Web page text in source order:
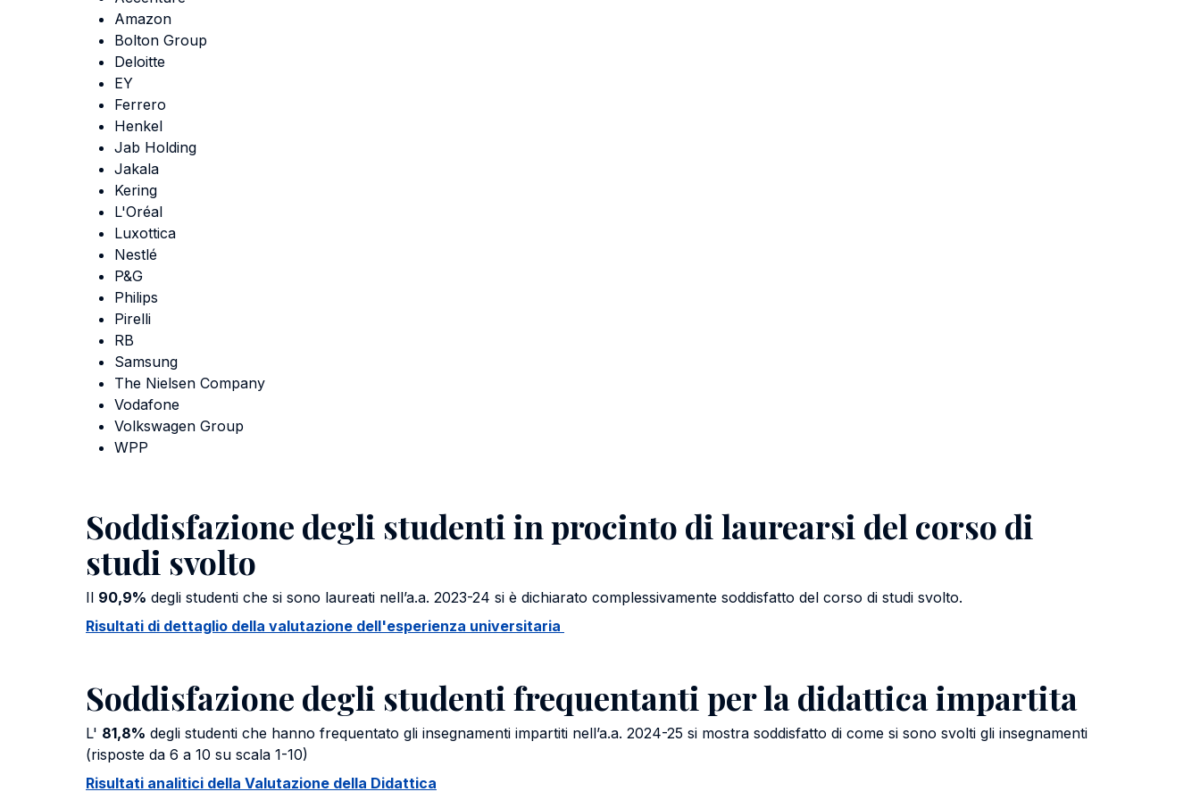
Amazon
Bolton Group
Deloitte
EY
Ferrero
Henkel
Jab Holding
Jakala
Kering
L'Oréal
Luxottica
Nestlé
P&G
Philips
Pirelli
RB
Samsung
The Nielsen Company
Vodafone
Volkswagen Group
WPP
Soddisfazione degli studenti in procinto di laurearsi del corso di
studi svolto
Il 90,9% degli studenti che si sono laureati nell’a.a. 2023-24 si è dichiarato complessivamente soddisfatto del corso di studi svolto.
Risultati di dettaglio della valutazione dell'esperienza universitaria
Soddisfazione degli studenti frequentanti per la didattica impartita
L' 81,8% degli studenti che hanno frequentato gli insegnamenti impartiti nell’a.a. 2024-25 si mostra soddisfatto di come si sono svolti gli insegnamenti
(risposte da 6 a 10 su scala 1-10)
Risultati analitici della Valutazione della Didattica